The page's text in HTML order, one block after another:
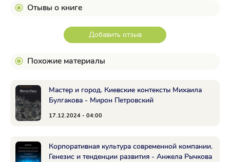
Отывы о книге
Добавить отзыв
Похожие материалы
Мастер и город. Киевские контексты Михаила
Булгакова - Мирон Петровский
17.12.2024 - 04:00
Корпоративная культура современной компании.
Генезис и тенденции развития - Анжела Рычкова